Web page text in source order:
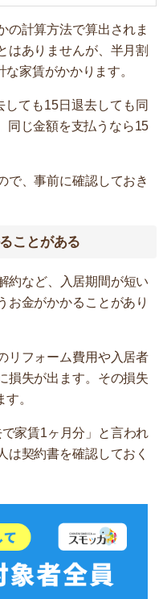
の計算方法で算出されま
はありませんが、半月割
家賃がかかります。
ても15日退去しても同
同じ金額を支払うなら15
で、事前に確認しておき
ことがある
約など、入居期間が短い
お金がかかることがあり
リフォーム費用や入居者
損失が出ます。その損失
。
家賃1ヶ月分」と言われ
は契約書を確認しておく